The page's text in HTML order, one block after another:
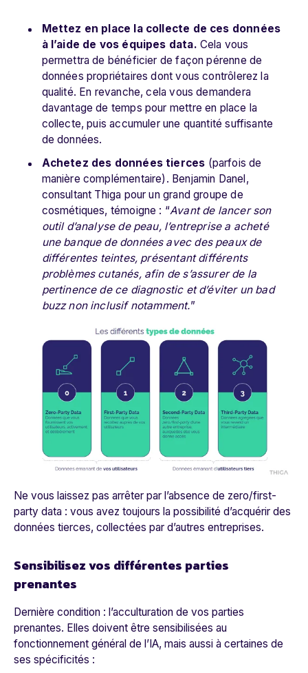
Mettez en place la collecte de ces données
à l’aide de vos équipes data. Cela vous
permettra de bénéficier de façon pérenne de
données propriétaires dont vous contrôlerez la
qualité. En revanche, cela vous demandera
davantage de temps pour mettre en place la
collecte, puis accumuler une quantité suffisante
de données.
Achetez des données tierces (parfois de
manière complémentaire). Benjamin Danel,
consultant Thiga pour un grand groupe de
cosmétiques, témoigne : “Avant de lancer son
outil d’analyse de peau, l’entreprise a acheté
une banque de données avec des peaux de
différentes teintes, présentant différents
problèmes cutanés, afin de s’assurer de la
pertinence de ce diagnostic et d’éviter un bad
buzz non inclusif notamment.”
Ne vous laissez pas arrêter par l’absence de zero/first-
party data : vous avez toujours la possibilité d’acquérir des
données tierces, collectées par d’autres entreprises.
Sensibilisez vos différentes parties
prenantes
Dernière condition : l’acculturation de vos parties
prenantes. Elles doivent être sensibilisées au
fonctionnement général de l’IA, mais aussi à certaines de
ses spécificités :